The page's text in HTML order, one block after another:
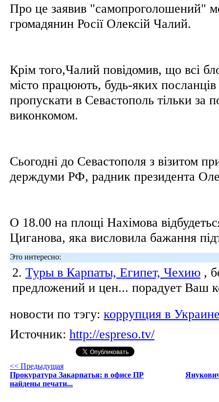
Про це заявив "самопроголошений"
громадянин Росії Олексій Чалий.
Крім того,Чалий повідомив, що всі
місто працюють, будь-яких
пропускати в Севастополь тільки за
виконкомом.
Сьогодні до Севастополя з візитом
держдуми РФ, радник президента
О 18.00 на площі Нахімова
Циганова, яка висловила бажання
Это интересно:
2. Туры в Карпаты, Египет, Чехию ,
предложений и цен... порадует Ваш
новости по тэгу: коррупция в
Источник: http://espreso.tv/
<< Предыдущая
Прокуратура Закарпатья: в офисе ПР
найдены печати...